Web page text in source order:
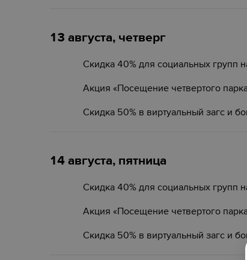
13 августа, четверг
Скидка 40% для социальных групп
Акция «Посещение четвертого
Скидка 50% в виртуальный загс и
14 августа, пятница
Скидка 40% для социальных групп
Акция «Посещение четвертого
Скидка 50% в виртуальный загс и